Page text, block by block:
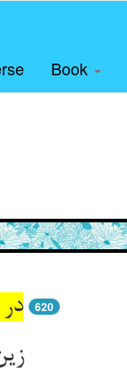
Book
620